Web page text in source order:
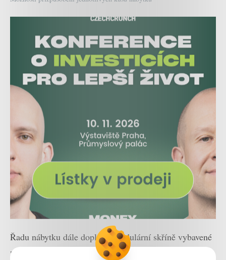
Řadu nábytku dále doplňují modulární skříně vybavené
napájením, které lze v případě potřeby jednoduše